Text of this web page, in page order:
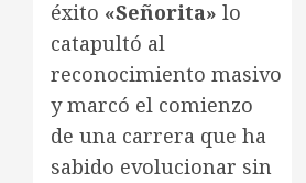
éxito «Señorita» lo
catapultó al
reconocimiento masivo
y marcó el comienzo
de una carrera que ha
sabido evolucionar sin